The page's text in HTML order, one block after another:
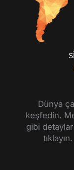
Dünya
keşfedin.
gibi
tıklayın.